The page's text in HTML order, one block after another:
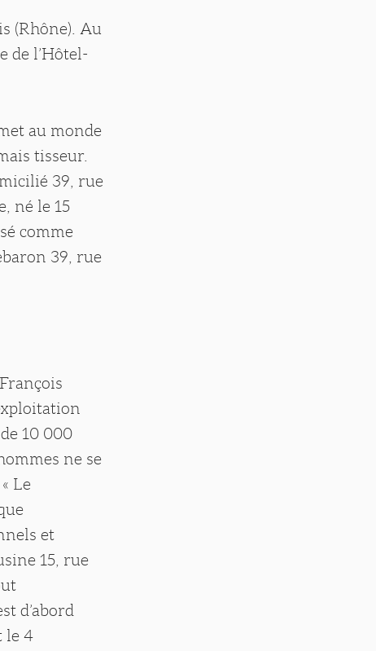
(Rhône). Au
de l’Hôtel-
au monde
tisseur.
39, rue
né le 15
comme
39, rue
10 000
ne se
Le
et
15, rue
d’abord
le 4